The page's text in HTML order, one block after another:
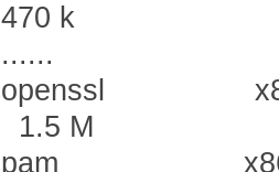
470 k
......
openssl
1.5 M
pam